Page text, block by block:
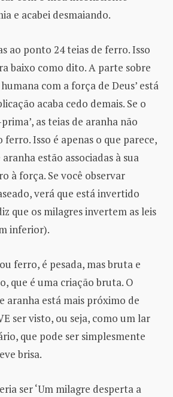
e acabei desmaiando.
ao ponto 24 teias de ferro. Isso
baixo como dito. A parte sobre
com a força de Deus’ está
acaba cedo demais. Se o
as teias de aranha não
Isso é apenas o que parece,
estão associadas à sua
à força. Se você observar
verá que está invertido
que os milagres invertem as leis
inferior).
ferro, é pesada, mas bruta e
que é uma criação bruta. O
aranha está mais próximo de
ser visto, ou seja, como um lar
que pode ser simplesmente
brisa.
ser ‘Um milagre desperta a